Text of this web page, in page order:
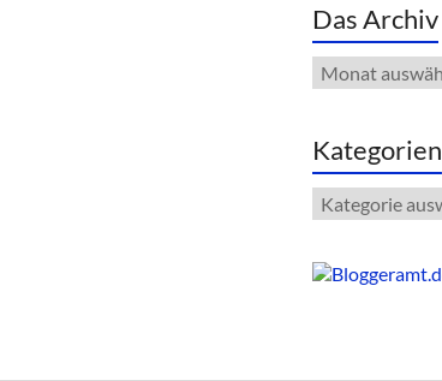
Das Archiv
Das
Archiv
Kategorien
Kategorien